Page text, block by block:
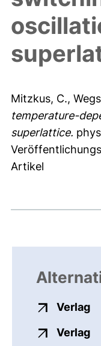
Mitzkus, C.,
temperature-
superlattice.
Artikel
Verlag
Verlag